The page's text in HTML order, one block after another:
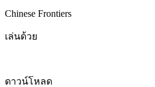
Chinese Frontiers
เล่นด้วย
ดาวน์โหลด